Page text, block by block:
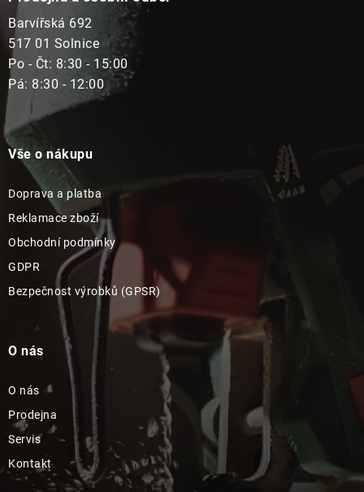
Barvířská 692
517 01 Solnice
Po - Čt: 8:30 - 15:00
Pá: 8:30 - 12:00
Vše o nákupu
Doprava a platba
Reklamace zboží
Obchodní podmínky
GDPR
Bezpečnost výrobků (GPSR)
O nás
O nás
Prodejna
Servis
Kontakt